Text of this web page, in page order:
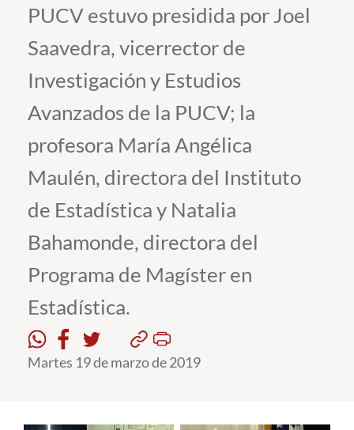
Pregrado
Postgrado
Formación Continua
Estudiantes
Académicos
Funcionarios
Alumni
English
PUCV estuvo presidida por Joel
Saavedra, vicerrector de
Investigación y Estudios
Avanzados de la PUCV; la
profesora María Angélica
Maulén, directora del Instituto
de Estadística y Natalia
Bahamonde, directora del
Programa de Magíster en
Estadística.
Martes 19 de marzo de 2019